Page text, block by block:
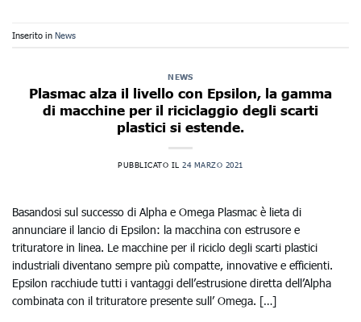
Inserito in News
NEWS
Plasmac alza il livello con Epsilon, la gamma
di macchine per il riciclaggio degli scarti
plastici si estende.
PUBBLICATO IL24 MARZO 2021
Basandosi sul successo di Alpha e Omega Plasmac è lieta di
annunciare il lancio di Epsilon: la macchina con estrusore e
trituratore in linea. Le macchine per il riciclo degli scarti plastici
industriali diventano sempre più compatte, innovative e efficienti.
Epsilon racchiude tutti i vantaggi dell’estrusione diretta dell’Alpha
combinata con il trituratore presente sull’ Omega. […]